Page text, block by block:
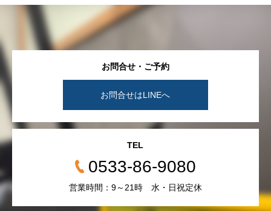
お問合せ・ご予約
お問合せはLINEへ
TEL
0533-86-9080
営業時間：9～21時 水・日祝定休